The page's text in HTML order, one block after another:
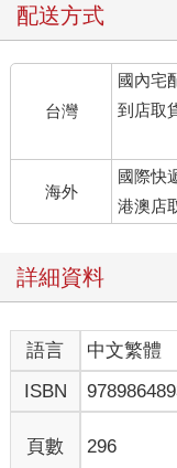
年數位科技大爆發之
訊息的狀態。
那時的電影、電視、
者、讀者，讀者只能
參與的「唯讀文化」
的管道很有限。
數位科技大爆發之後
寫作的門檻變低，讀
「讀寫文化」。人人
者按讚與追隨。
注意力經濟的兩難
然而，這也是寫作者
我們清醒的時候，幾
「部落客和他們的讀
力都被民主化，『大
Wu）在《注意力商人
配送方式
台灣
國內宅
到店取
海外
國際快
港澳店
詳細資料
語言 中文繁體
ISBN
頁數 296